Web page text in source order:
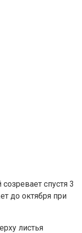
спустя 3
до октября при
листья